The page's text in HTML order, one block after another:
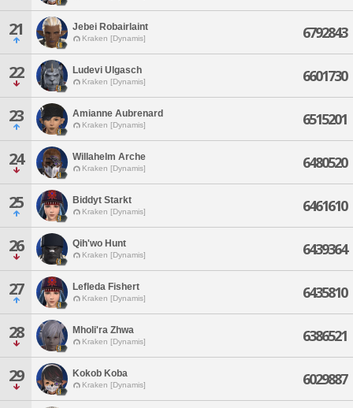
21 Jebei Robairlaint
Kraken [Dynamis] 6792843
22 Ludevi Ulgasch
Kraken [Dynamis] 6601730
23 Amianne Aubrenard
Kraken [Dynamis] 6515201
24 Willahelm Arche
Kraken [Dynamis] 6480520
25 Biddyt Starkt
Kraken [Dynamis] 6461610
26 Qih'wo Hunt
Kraken [Dynamis] 6439364
27 Lefleda Fishert
Kraken [Dynamis] 6435810
28 Mholi'ra Zhwa
Kraken [Dynamis] 6386521
29 Kokob Koba
Kraken [Dynamis] 6029887